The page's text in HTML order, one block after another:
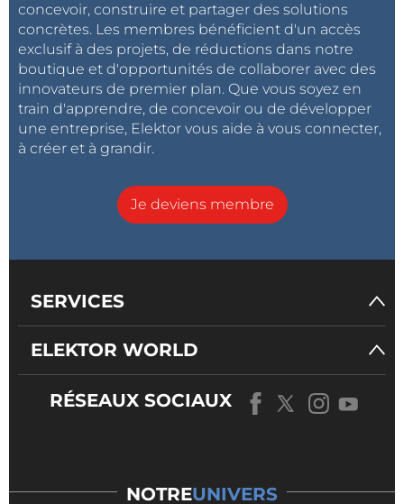
concevoir, construire et partager des solutions
concrètes. Les membres bénéficient d'un accès
exclusif à des projets, de réductions dans notre
boutique et d'opportunités de collaborer avec des
innovateurs de premier plan. Que vous soyez en
train d'apprendre, de concevoir ou de développer
une entreprise, Elektor vous aide à vous connecter,
à créer et à grandir.
Je deviens membre
SERVICES
ELEKTOR WORLD
RÉSEAUX SOCIAUX
NOTREUNIVERS